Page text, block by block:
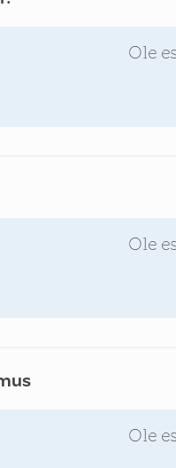
Ole
Ole
Ole